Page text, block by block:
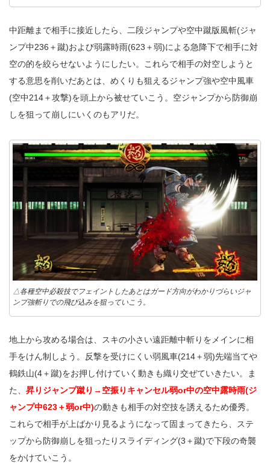
中距離まで相手に接近したら、二段ジャンプや空中蹴版風斬(ジャ
ンプ中236＋蹴)および弱露時雨(623＋弱)による急降下で相手に対
空の的を絞らせないようにしたい。これらで相手の対空しようと
する意思を削いだあとは、めくりも狙えるジャンプ強や空中風車
(空中214＋攻撃)を頭上から被せていこう。空ジャンプから防御崩
しを狙って崩しにいくのもアリだ。
△各種空中必殺技でフェイントしたあとはガード方向がわかりづらいジャ
ンプ強斬りでの飛び込みを狙っていこう。
地上から攻める場合は、スキの小さい遠距離中斬りをメインに相
手をけん制しよう。反撃を受けにくい弱風車(214＋弱)先端当てや
鶴鉄山(4＋蹴)をお押し付けていく動きも織り交ぜていきたい。ま
た、 昇りジャンプ蹴り→空振りキャンセル弱or中の空中露時雨(ジ
ャンプ中623＋弱or中)の動きも相手の対空技を誘えるため優秀。
これらで相手が上ばかり見るようになって固まってきたら、ステ
ップから防御崩しを狙ったりスライディング(3＋蹴)で下段の奇襲
をかけていこう。